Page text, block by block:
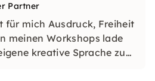
Partner
für mich Ausdruck, Freiheit
meinen Workshops lade
kreative Sprache zu